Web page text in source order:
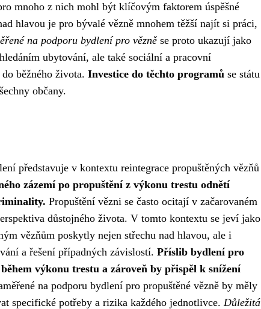
mnoho z nich mohl být klíčovým faktorem úspěšné
hlavou je pro bývalé vězně mnohem těžší najít si práci,
na podporu bydlení pro vězně se proto ukazují jako
ubytování, ale také sociální a pracovní
běžného života. Investice do těchto programů se státu
občany.
představuje v kontextu reintegrace propuštěných vězňů
zázemí po propuštění z výkonu trestu odnětí
Propuštění vězni se často ocitají v začarovaném
důstojného života. V tomto kontextu se jeví jako
vězňům poskytly nejen střechu nad hlavou, ale i
a řešení případných závislostí. Příslib bydlení pro
výkonu trestu a zároveň by přispěl k snížení
na podporu bydlení pro propuštěné vězně by měly
specifické potřeby a rizika každého jednotlivce. Důležitá